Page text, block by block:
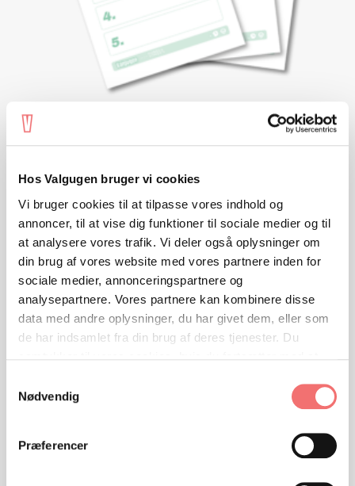
Hos Valgugen bruger vi cookies
Vi bruger cookies til at tilpasse vores indhold og
annoncer, til at vise dig funktioner til sociale medier og til
at analysere vores trafik. Vi deler også oplysninger om
din brug af vores website med vores partnere inden for
sociale medier, annonceringspartnere og
analysepartnere. Vores partnere kan kombinere disse
data med andre oplysninger, du har givet dem, eller som
de har indsamlet fra din brug af deres tjenester. Du
Nødvendig
Præferencer
Samlede opgaver